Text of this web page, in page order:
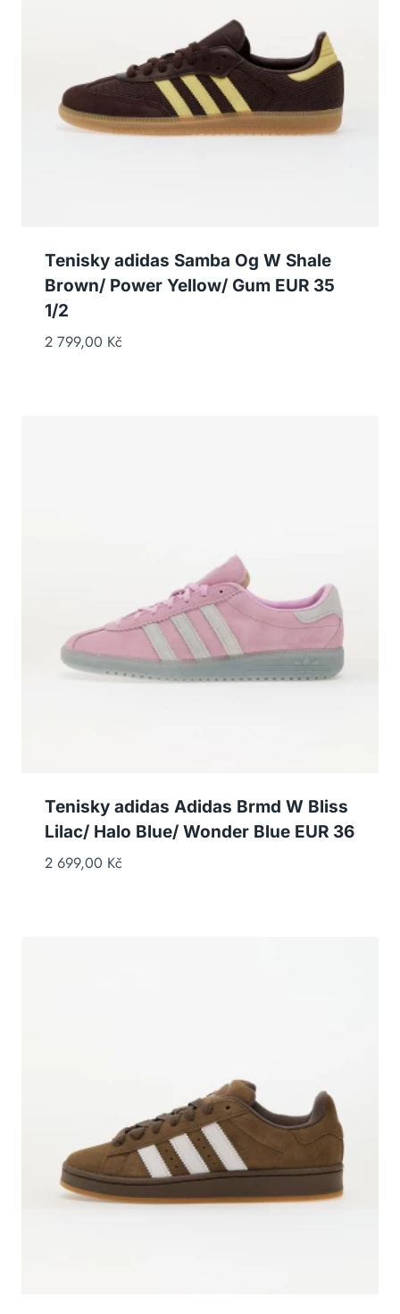
Tenisky adidas Samba Og W Shale
Brown/ Power Yellow/ Gum EUR 35
1/2
2 799,00 Kč
Tenisky adidas Adidas Brmd W Bliss
Lilac/ Halo Blue/ Wonder Blue EUR 36
2 699,00 Kč